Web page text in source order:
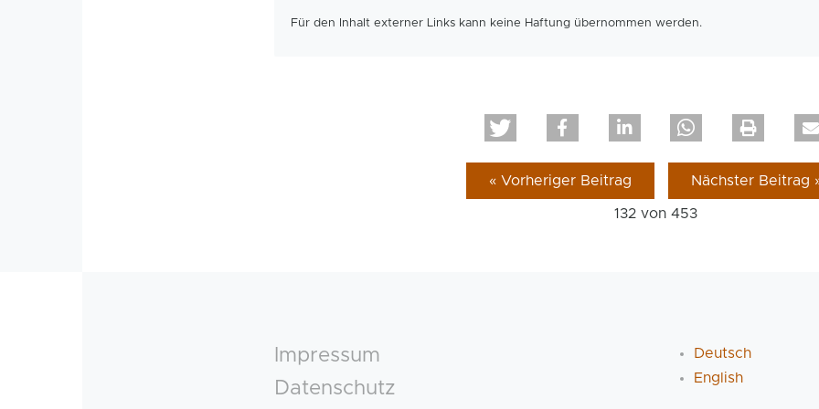
Für den Inhalt externer Links kann keine Haftung übernommen werden.
« Vorheriger Beitrag Nächster Beitrag
132 von 453
Footer
Impressum
Datenschutz
Deutsch
English